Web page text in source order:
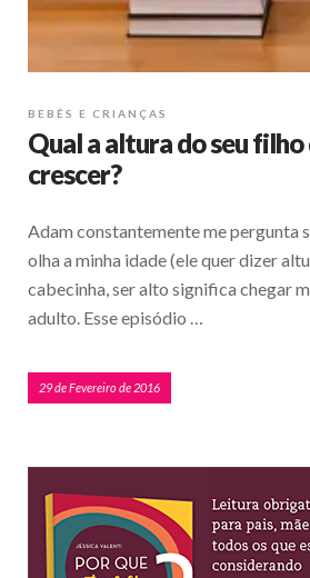
BEBÊS E CRIANÇAS
Qual a altura do seu filho
crescer?
Adam constantemente me pergunta
olha a minha idade (ele quer dizer
cabecinha, ser alto significa chegar
adulto. Esse episódio …
29 de Fevereiro de 2016